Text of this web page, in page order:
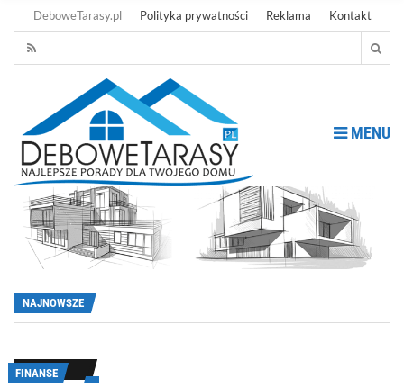
DeboweTarasy.pl Polityka prywatności Reklama Kontakt
MENU
NAJNOWSZE
FINANSE